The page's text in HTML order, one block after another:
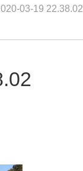
03-19 22.38.02